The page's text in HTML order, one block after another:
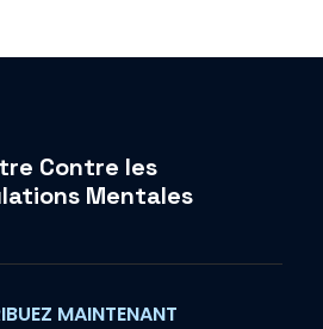
Contre les
Mentales
MAINTENANT